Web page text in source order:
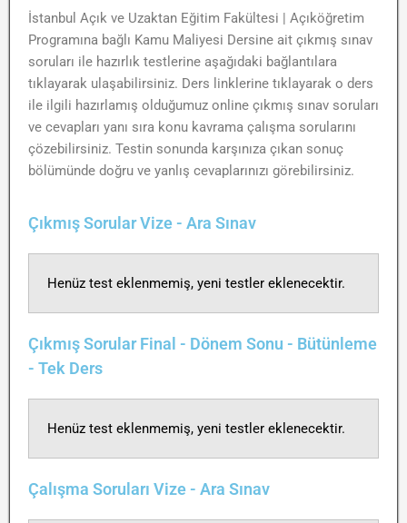
İstanbul Açık ve Uzaktan Eğitim Fakültesi | Açıköğretim
Programına bağlı Kamu Maliyesi Dersine ait çıkmış sınav
soruları ile hazırlık testlerine aşağıdaki bağlantılara
tıklayarak ulaşabilirsiniz. Ders linklerine tıklayarak o ders
ile ilgili hazırlamış olduğumuz online çıkmış sınav soruları
ve cevapları yanı sıra konu kavrama çalışma sorularını
çözebilirsiniz. Testin sonunda karşınıza çıkan sonuç
bölümünde doğru ve yanlış cevaplarınızı görebilirsiniz.
Çıkmış Sorular Vize - Ara Sınav
Henüz test eklenmemiş, yeni testler eklenecektir.
Çıkmış Sorular Final - Dönem Sonu - Bütünleme
- Tek Ders
Henüz test eklenmemiş, yeni testler eklenecektir.
Çalışma Soruları Vize - Ara Sınav